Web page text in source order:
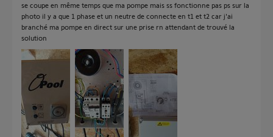
se coupe en même temps que ma pompe mais ss fonctionne pas ps sur la
photo il y a que 1 phase et un neutre de connecte en t1 et t2 car j'ai
branché ma pompe en direct sur une prise rn attendant de trouvé la
solution